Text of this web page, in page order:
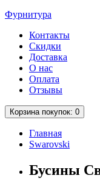
Фурнитура
Контакты
Скидки
Доставка
О нас
Оплата
Отзывы
Корзинапокупок: 0
Главная
Swarovski
Бусины